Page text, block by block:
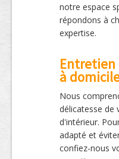
notre espace
répondons à
expertise.
Entretien
à
Nous
délicatesse de
d'intérieur.
adapté et
confiez-nous